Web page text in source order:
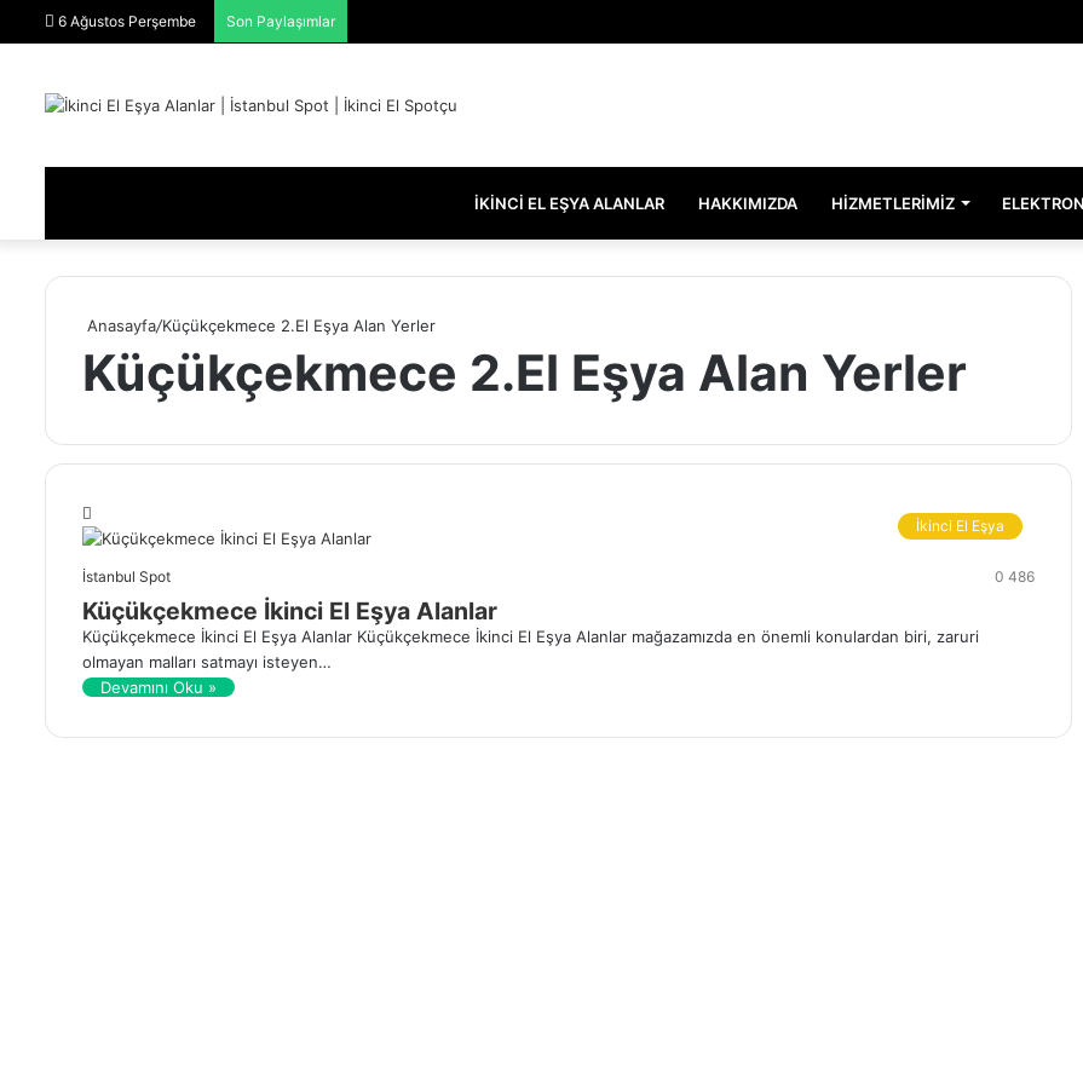
6 Ağustos Perşembe Son Paylaşımlar
İKINCI EL EŞYA ALANLAR HAKKIMIZDA HIZMETLERIMIZ
Anasayfa/Küçükçekmece 2.El Eşya Alan Yerler
Küçükçekmece 2.El Eşya Alan Yerler
İkinci El Eşya
İstanbul Spot 0 486
Küçükçekmece İkinci El Eşya Alanlar
Küçükçekmece İkinci El Eşya Alanlar Küçükçekmece İkinci El Eşya Alanlar mağazamızda en önemli konulardan biri, zaruri
olmayan malları satmayı isteyen…
Devamını Oku »